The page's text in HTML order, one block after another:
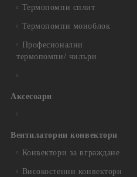
Термопомпи сплит
Термопомпи моноблок
Професионални
термопомпи/ чилъри
Аксесоари
Вентилаторни конвектори
Конвектори за вграждане
Високостенни конвектори